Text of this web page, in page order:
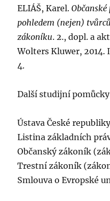
ELIÁŠ, Karel.
pohledem (nejen)
zákoníku. 2., dopl. a
Wolters Kluwer,
4.
Další studijní
Ústava České
Listina základních
Občanský zákoník
Trestní zákoník
Smlouva o Evropské